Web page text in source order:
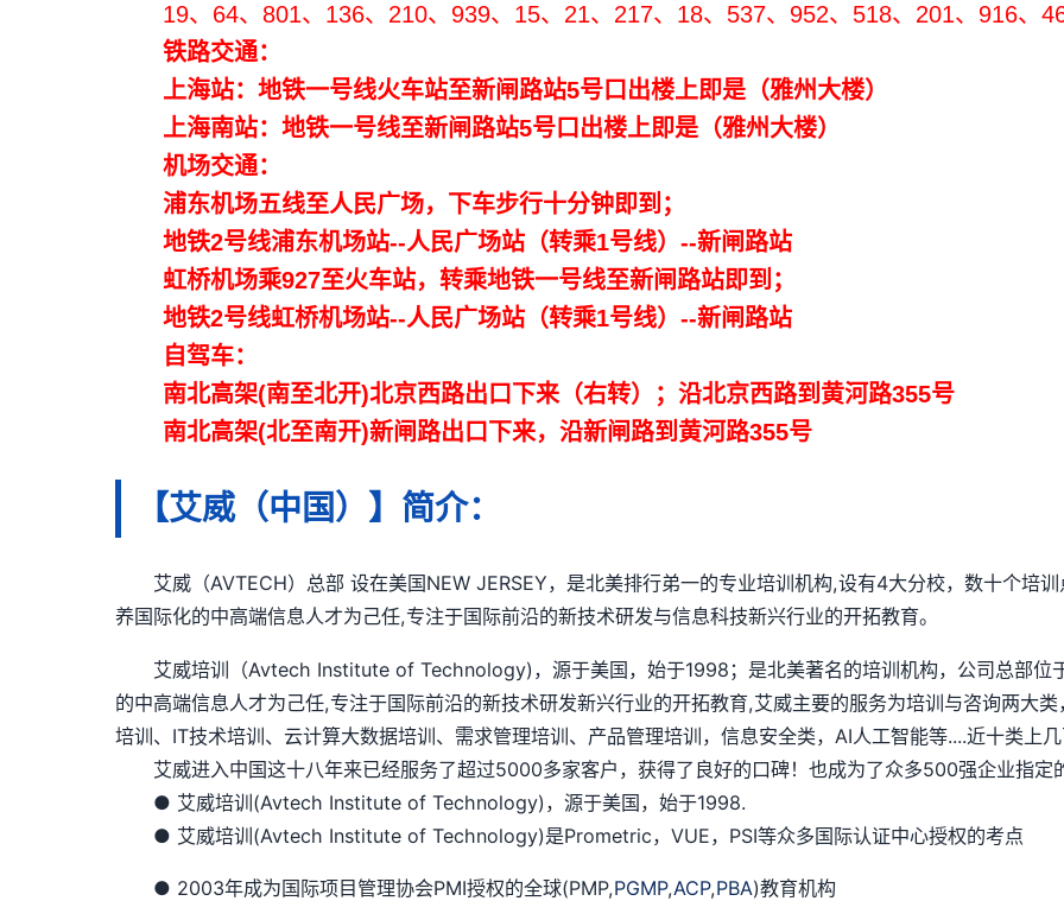
19、64、801、136、210、939、15、21、217、18、537、952、518、201、916、
铁路交通：
上海站：地铁一号线火车站至新闸路站5号口出楼上即是（雅州大楼）
上海南站：地铁一号线至新闸路站5号口出楼上即是（雅州大楼）
机场交通：
浦东机场五线至人民广场，下车步行十分钟即到；
地铁2号线浦东机场站--人民广场站（转乘1号线）--新闸路站
虹桥机场乘927至火车站，转乘地铁一号线至新闸路站即到；
地铁2号线虹桥机场站--人民广场站（转乘1号线）--新闸路站
自驾车：
南北高架(南至北开)北京西路出口下来（右转）；沿北京西路到黄河路355号
南北高架(北至南开)新闸路出口下来，沿新闸路到黄河路355号
【艾威（中国）】简介：
艾威（AVTECH）总部 设在美国NEW JERSEY，是北美排行弟一的专业培训机构,设有4大分校，数十个培
养国际化的中高端信息人才为己任,专注于国际前沿的新技术研发与信息科技新兴行业的开拓教育。
艾威培训（Avtech Institute of Technology)，源于美国，始于1998；是北美著名的培训机构，公司总部位
的中高端信息人才为己任,专注于国际前沿的新技术研发新兴行业的开拓教育,艾威主要的服务为培训与咨询两大
培训、IT技术培训、云计算大数据培训、需求管理培训、产品管理培训，信息安全类，AI人工智能等....近十类上
艾威进入中国这十八年来已经服务了超过5000多家客户，获得了良好的口碑！也成为了众多500强企业指定
● 艾威培训(Avtech Institute of Technology)，源于美国，始于1998.
● 艾威培训(Avtech Institute of Technology)是Prometric，VUE，PSI等众多国际认证中心授权的考点
● 2003年成为国际项目管理协会PMI授权的全球(PMP,PGMP,ACP,PBA)教育机构